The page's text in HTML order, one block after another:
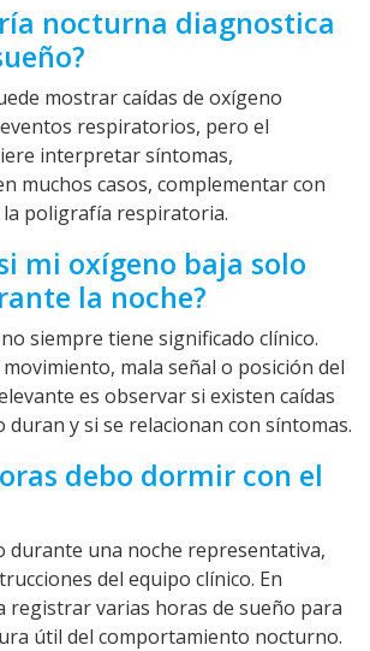
nocturna diagnostica
mostrar caídas de oxígeno
respiratorios, pero el
interpretar síntomas,
muchos casos, complementar con
poligrafía respiratoria.
mi oxígeno baja solo
la noche?
siempre tiene significado clínico.
mala señal o posición del
es observar si existen caídas
duran y si se relacionan con síntomas.
debo dormir con el
durante una noche representativa,
del equipo clínico. En
registrar varias horas de sueño para
útil del comportamiento nocturno.